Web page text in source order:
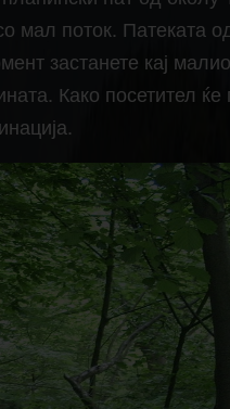
мал поток. Патеката
застанете кај
Како посетител ќе